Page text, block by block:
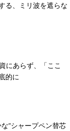
る、ミリ波を遮らな
にあらず、「ここ
的に
”シャープペン替芯